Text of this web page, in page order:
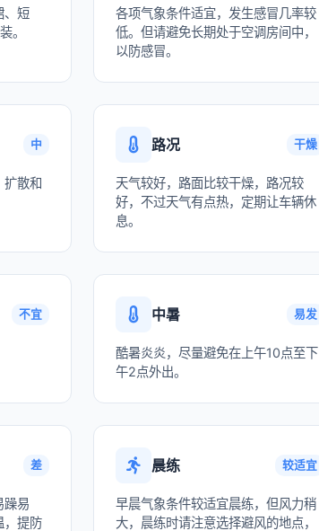
、短
。
各项气象条件适宜，发生感冒几率较
低。但请避免长期处于空调房间中，
以防感冒。
中
扩散和
路况 干燥
天气较好，路面比较干燥，路况较
好，不过天气有点热，定期让车辆休
息。
不宜 中暑 易发
酷暑炎炎，尽量避免在上午10点至下
午2点外出。
差
躁易
，提防
晨练 较适宜
早晨气象条件较适宜晨练，但风力稍
大，晨练时请注意选择避风的地点，